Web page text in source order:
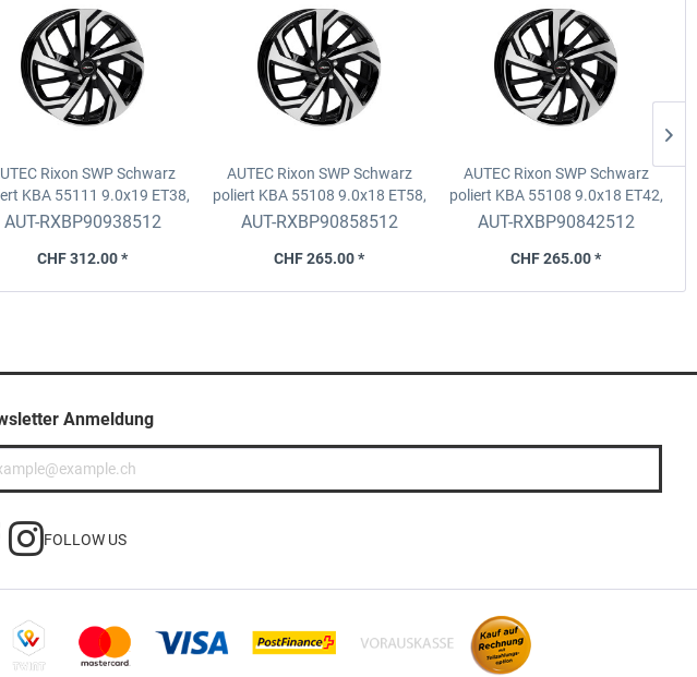
Rixon SWP Schwarz
KBA 55111 9.0x19 ET38,
5x112 D.66,6 fix
AUT-RXBP90938512
CHF 312.00 *
AUTEC Rixon SWP Schwarz
poliert KBA 55108 9.0x18 ET58,
5x112 D.66,5 fix
AUT-RXBP90858512
CHF 265.00 *
AUTEC Rixon SWP Schwarz
poliert KBA 55108 9.0x18 ET42,
5x112 D.66,6 fix
AUT-RXBP90842512
CHF 265.00 *
Anmeldung
FOLLOW US